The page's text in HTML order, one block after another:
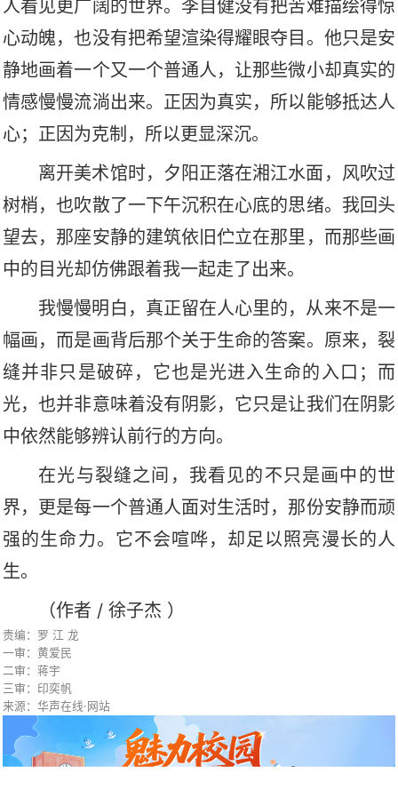
人看见更广阔的世界。李自健没有把苦难描绘得惊
心动魄，也没有把希望渲染得耀眼夺目。他只是安
静地画着一个又一个普通人，让那些微小却真实的
情感慢慢流淌出来。正因为真实，所以能够抵达人
心；正因为克制，所以更显深沉。
离开美术馆时，夕阳正落在湘江水面，风吹过
树梢，也吹散了一下午沉积在心底的思绪。我回头
望去，那座安静的建筑依旧伫立在那里，而那些画
中的目光却仿佛跟着我一起走了出来。
我慢慢明白，真正留在人心里的，从来不是一
幅画，而是画背后那个关于生命的答案。原来，裂
缝并非只是破碎，它也是光进入生命的入口；而
光，也并非意味着没有阴影，它只是让我们在阴影
中依然能够辨认前行的方向。
在光与裂缝之间，我看见的不只是画中的世
界，更是每一个普通人面对生活时，那份安静而顽
强的生命力。它不会喧哗，却足以照亮漫长的人
生。
（作者 /徐子杰 ）
责编：罗 江 龙
一审：黄爱民
二审：蒋宇
三审：印奕帆
来源：华声在线·网站